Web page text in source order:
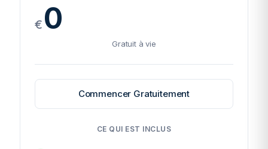
€ 0
Gratuit à vie
Commencer Gratuitement
CE QUI EST INCLUS